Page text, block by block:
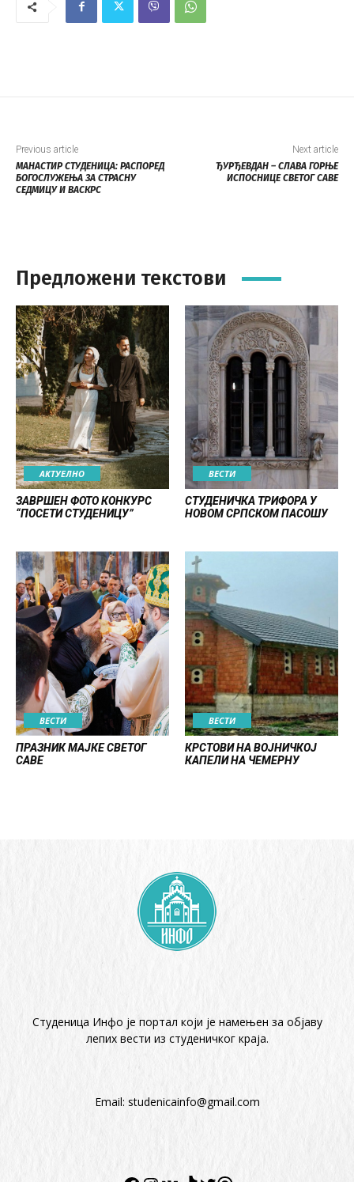
Previous article
МАНАСТИР СТУДЕНИЦА: РАСПОРЕД
БОГОСЛУЖЕЊА ЗА СТРАСНУ
СЕДМИЦУ И ВАСКРС
Next article
ЂУРЂЕВДАН – СЛАВА ГОРЊЕ
ИСПОСНИЦЕ СВЕТОГ САВЕ
Предложени текстови
АКТУЕЛНО
ЗАВРШЕН ФОТО КОНКУРС
“ПОСЕТИ СТУДЕНИЦУ”
ВЕСТИ
СТУДЕНИЧКА ТРИФОРА У
НОВОМ СРПСКОМ ПАСОШУ
ВЕСТИ
ПРАЗНИК МАЈКЕ СВЕТОГ
САВЕ
ВЕСТИ
КРСТОВИ НА ВОЈНИЧКОЈ
КАПЕЛИ НА ЧЕМЕРНУ
Студеница Инфо је портал који је намењен за објaву
лепих вести из студеничког краја.
Email: studenicainfo@gmail.com